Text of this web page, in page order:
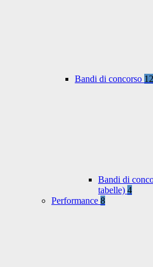
Bandi di concorso 12
Bandi di
tabelle) 4
Performance 8